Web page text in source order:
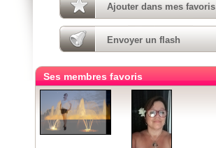
Ajouter dans mes favoris
Envoyer un flash
Ses membres favoris